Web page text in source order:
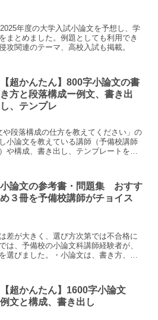
年度の大学入試小論文を予想し、学
まとめました。例題としても利用でき
攻関連のテーマ、高校入試も掲載。
【超かんたん】800字小論文の書
き方と段落構成ー例文、書き出
し、テンプレ
段落構成の仕方を教えてください」の
小論文を教えている講師（予備校講師
や構成、書き出し、テンプレートをわ
小論文の参考書・問題集 おすす
め３冊を予備校講師がチョイス
差が大きく、選び方次第では不合格に
は、予備校の小論文科講師経験者が、
選びました。・小論文は、書き方、知
【超かんたん】1600字小論文
例文と構成、書き出し